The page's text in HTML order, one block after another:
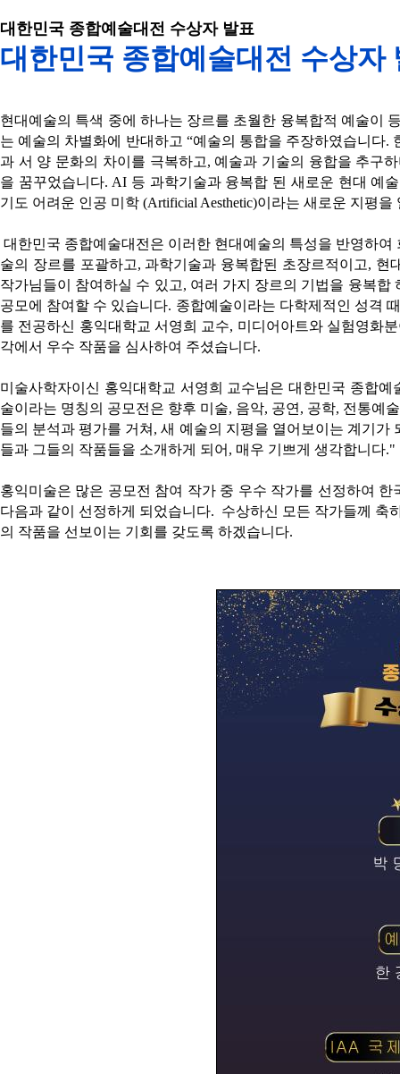
대한민국 종합예술대전 수상자 발표
대한민국 종합예술대전 수상자
현대예술의 특색 중에 하나는 장르를 초월한 융복합적 예술이
는 예술의 차별화에 반대하고 “예술의 통합을 주장하였습니다.
과 서 양 문화의 차이를 극복하고, 예술과 기술의 융합을 추구
을 꿈꾸었습니다. AI 등 과학기술과 융복합 된 새로운 현대 예
기도 어려운 인공 미학 (Artificial Aesthetic)이라는 새로운 지평
대한민국 종합예술대전은 이러한 현대예술의 특성을 반영하
술의 장르를 포괄하고, 과학기술과 융복합된 초장르적이고,
작가님들이 참여하실 수 있고, 여러 가지 장르의 기법을 융복
공모에 참여할 수 있습니다. 종합예술이라는 다학제적인 성격
를 전공하신 홍익대학교 서영희 교수, 미디어아트와 실험영화
각에서 우수 작품을 심사하여 주셨습니다.
미술사학자이신 홍익대학교 서영희 교수님은 대한민국 종합
술이라는 명칭의 공모전은 향후 미술, 음악, 공연, 공학, 전통예
들의 분석과 평가를 거쳐, 새 예술의 지평을 열어보이는 계기
들과 그들의 작품들을 소개하게 되어, 매우 기쁘게 생각합니다."
홍익미술은 많은 공모전 참여 작가 중 우수 작가를 선정하여
다음과 같이 선정하게 되었습니다. 수상하신 모든 작가들께 축
의 작품을 선보이는 기회를 갖도록 하겠습니다.